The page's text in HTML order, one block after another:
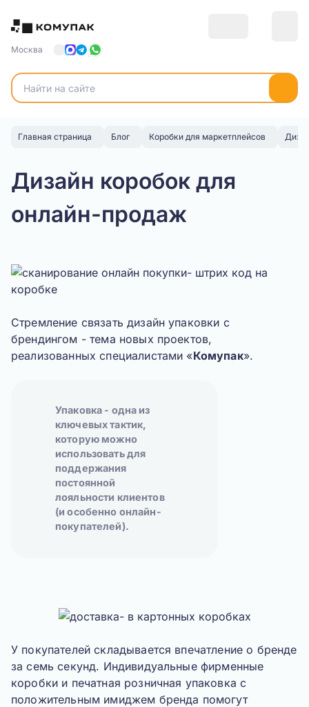
Москва
Главная страница Блог Коробки для маркетплейсов
Дизайн коробок для
онлайн-продаж
Стремление связать дизайн упаковки с
брендингом - тема новых проектов,
реализованных специалистами «Комупак».
Упаковка - одна из
ключевых тактик,
которую можно
использовать для
поддержания
постоянной
лояльности клиентов
(и особенно онлайн-
покупателей).
У покупателей складывается впечатление о бренде
за семь секунд. Индивидуальные фирменные
коробки и печатная розничная упаковка с
положительным имиджем бренда помогут